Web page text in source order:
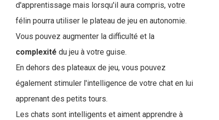
d'apprentissage mais lorsqu'il aura compris, votre
félin pourra utiliser le plateau de jeu en autonomie.
Vous pouvez augmenter la difficulté et la
complexité du jeu à votre guise.
En dehors des plateaux de jeu, vous pouvez
également stimuler l'intelligence de votre chat en lui
apprenant des petits tours.
Les chats sont intelligents et aiment apprendre à